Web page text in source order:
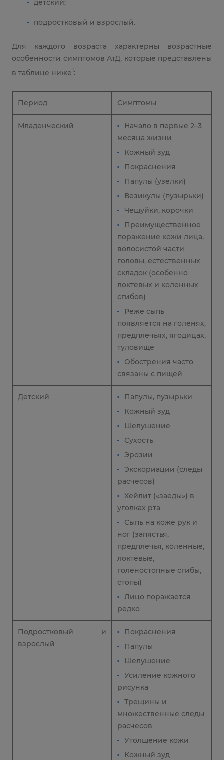
детский;
подростковый и взрослый.
Для каждого возраста характерны возрастные
особенности симптомов АтД, которые представлены
в таблице ниже1 :
Период Симптомы
Младенческий
Начало в первые 2–3
месяца жизни
Кожный зуд
Покраснения
Папулы (узелки)
Везикулы (пузырьки)
Чешуйки, корочки
Преимущественное
поражение кожи лица,
волосистой части
головы, естественных
складок (особенно
локтевых и коленных
сгибов)
Реже сыпь
появляется на голенях,
предплечьях, ягодицах,
туловище
Обострения часто
связаны с пищей
Детский
Папулы, пузырьки
Кожный зуд
Шелушение
Сухость
Эрозии
Экскориации (следы
расчесов)
Хейлит («заеды») в
уголках рта
Сыпь на коже рук и
ног (запястья,
предплечья, коленные,
локтевые,
голеностопные сгибы,
стопы)
Лицо поражается
редко
Подростковый и
взрослый
Покраснения
Папулы
Шелушение
Усиление кожного
рисунка
Трещины и
множественные следы
расчесов
Утолщение кожи
Кожный зуд